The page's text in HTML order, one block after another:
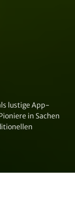
lustige App-
in Sachen